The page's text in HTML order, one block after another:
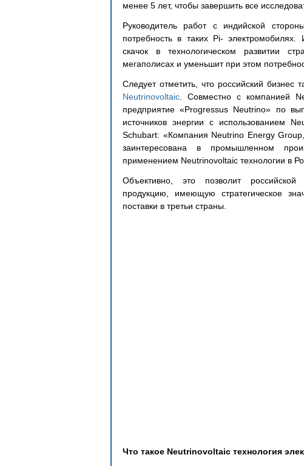
менее 5 лет, чтобы завершить все
Руководитель работ с индийской
потребность в таких Pi-
скачок в технологическом развитии
мегаполисах и уменьшит при этом
Neutrinovoltaic . Совместно с компанией
предприятие «Progressus Neutrino» по
источников энергии с использованием
Schubart: «Компания Neutrino Energy
заинтересована в промышленном
применением Neutrinovoltaic технологии в
Объективно, это позволит российской
продукцию, имеющую стратегическое
поставки в третьи страны.
Что такое Neutrinovoltaic технология